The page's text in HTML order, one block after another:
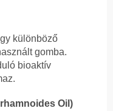
különböző
gomba.
bioaktív
Oil)